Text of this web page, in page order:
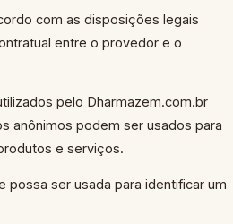
com as disposições legais
entre o provedor e o
pelo Dharmazem.com.br
anônimos podem ser usados para
e serviços.
possa ser usada para identificar um